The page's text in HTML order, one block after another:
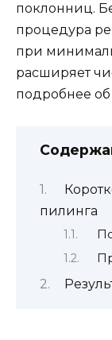
поклонниц.
процедура
при
расширяет
подробнее
пилинга